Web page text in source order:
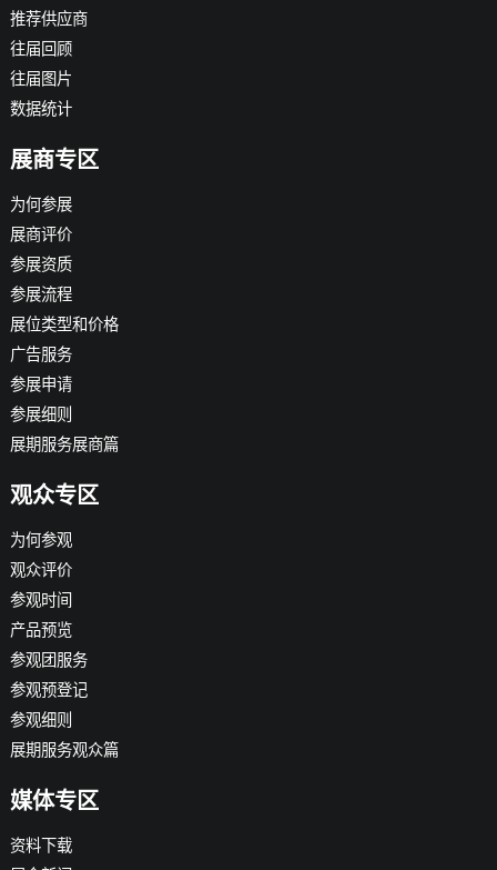
推荐供应商
往届回顾
往届图片
数据统计
展商专区
为何参展
展商评价
参展资质
参展流程
展位类型和价格
广告服务
参展申请
参展细则
展期服务展商篇
观众专区
为何参观
观众评价
参观时间
产品预览
参观团服务
参观预登记
参观细则
展期服务观众篇
媒体专区
资料下载